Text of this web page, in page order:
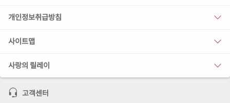
개인정보취급방침
사이트맵
사랑의 릴레이
고객센터